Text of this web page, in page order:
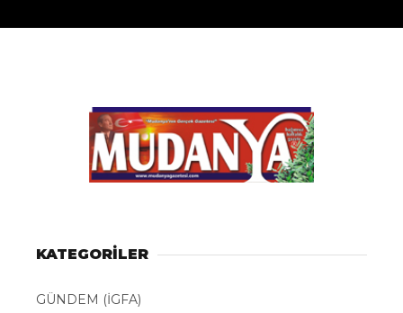
KATEGORİLER
GÜNDEM (İGFA)